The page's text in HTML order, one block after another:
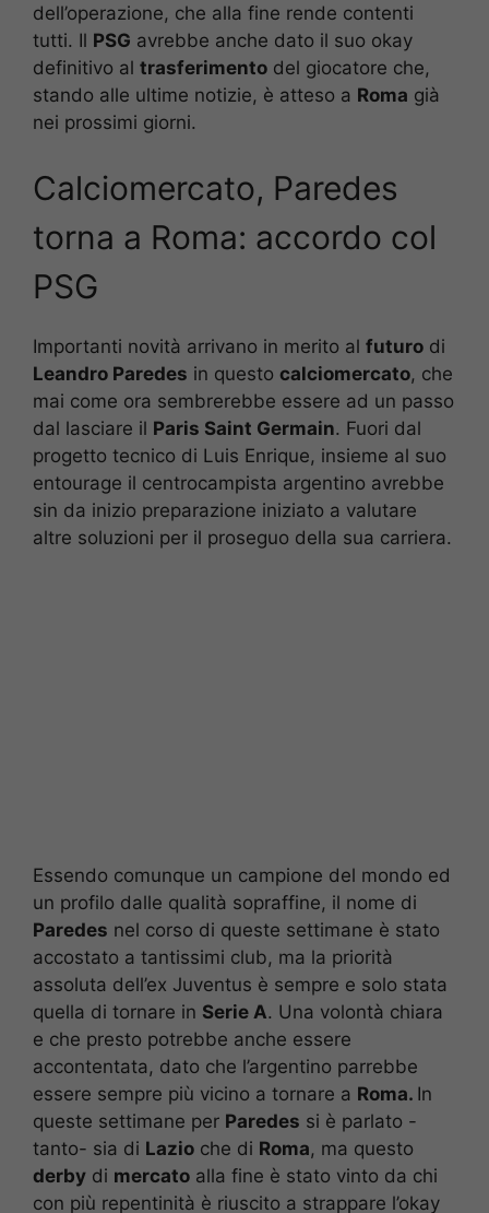
dell’operazione, che alla fine rende contenti
tutti. Il PSG avrebbe anche dato il suo okay
definitivo al trasferimento del giocatore che,
stando alle ultime notizie, è atteso a Roma già
nei prossimi giorni.
Calciomercato, Paredes
torna a Roma: accordo col
PSG
Importanti novità arrivano in merito al futuro di
Leandro Paredes in questo calciomercato, che
mai come ora sembrerebbe essere ad un passo
dal lasciare il Paris Saint Germain. Fuori dal
progetto tecnico di Luis Enrique, insieme al suo
entourage il centrocampista argentino avrebbe
sin da inizio preparazione iniziato a valutare
altre soluzioni per il proseguo della sua carriera.
Essendo comunque un campione del mondo ed
un profilo dalle qualità sopraffine, il nome di
Paredes nel corso di queste settimane è stato
accostato a tantissimi club, ma la priorità
assoluta dell’ex Juventus è sempre e solo stata
quella di tornare in Serie A. Una volontà chiara
e che presto potrebbe anche essere
accontentata, dato che l’argentino parrebbe
essere sempre più vicino a tornare a Roma. In
queste settimane per Paredes si è parlato -
tanto- sia di Lazio che di Roma, ma questo
derby di mercato alla fine è stato vinto da chi
con più repentinità è riuscito a strappare l’okay